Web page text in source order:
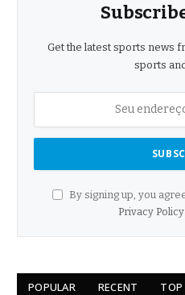
Get the latest sports news
sports
By signing up, you
Privacy Policy
POPULAR RECENT TOP